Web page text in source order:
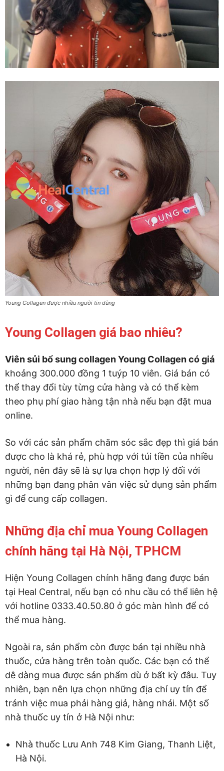
Young Collagen được nhiều người tin dùng
Young Collagen giá bao nhiêu?
Viên sủi bổ sung collagen Young Collagen có giá
khoảng 300.000 đồng 1 tuýp 10 viên. Giá bán có
thể thay đổi tùy từng cửa hàng và có thể kèm
theo phụ phí giao hàng tận nhà nếu bạn đặt mua
online.
So với các sản phẩm chăm sóc sắc đẹp thì giá bán
được cho là khá rẻ, phù hợp với túi tiền của nhiều
người, nên đây sẽ là sự lựa chọn hợp lý đối với
những bạn đang phân vân việc sử dụng sản phẩm
gì để cung cấp collagen.
Những địa chỉ mua Young Collagen
chính hãng tại Hà Nội, TPHCM
Hiện Young Collagen chính hãng đang được bán
tại Heal Central, nếu bạn có nhu cầu có thể liên hệ
với hotline 0333.40.50.80 ở góc màn hình để có
thể mua hàng.
Ngoài ra, sản phẩm còn được bán tại nhiều nhà
thuốc, cửa hàng trên toàn quốc. Các bạn có thể
dễ dàng mua được sản phẩm dù ở bất kỳ đâu. Tuy
nhiên, bạn nên lựa chọn những địa chỉ uy tín để
tránh việc mua phải hàng giả, hàng nhái. Một số
nhà thuốc uy tín ở Hà Nội như:
Nhà thuốc Lưu Anh 748 Kim Giang, Thanh Liệt,
Hà Nội.